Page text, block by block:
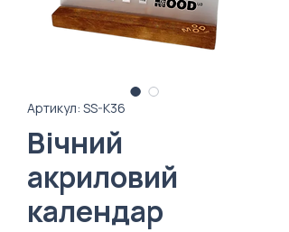
Артикул: SS-K36
Вічний
акриловий
календар